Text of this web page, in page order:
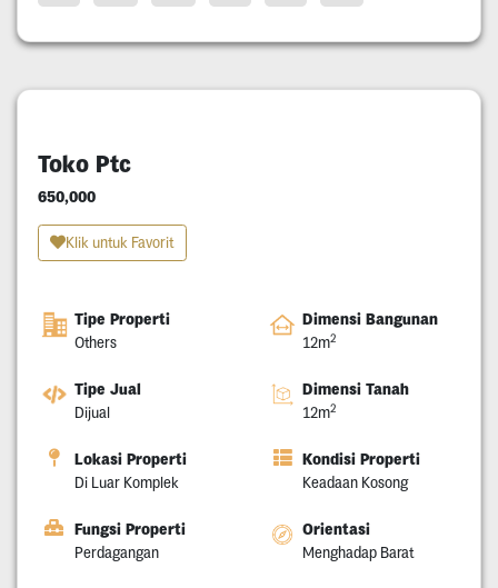
Toko Ptc
650,000
Klik untuk Favorit
Tipe Properti
Others
Dimensi Bangunan
12m2
Tipe Jual
Dijual
Dimensi Tanah
12m2
Lokasi Properti
Di Luar Komplek
Kondisi Properti
Keadaan Kosong
Fungsi Properti
Perdagangan
Orientasi
Menghadap Barat